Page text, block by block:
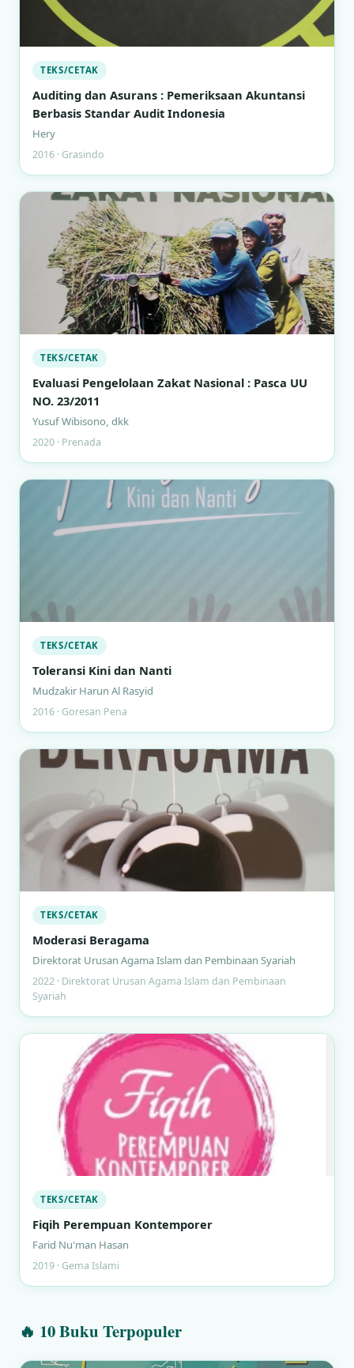
TEKS/CETAK
Auditing dan Asurans : Pemeriksaan Akuntansi
Berbasis Standar Audit Indonesia
Hery
2016 · Grasindo
TEKS/CETAK
Evaluasi Pengelolaan Zakat Nasional : Pasca UU
NO. 23/2011
Yusuf Wibisono, dkk
2020 · Prenada
TEKS/CETAK
Toleransi Kini dan Nanti
Mudzakir Harun Al Rasyid
2016 · Goresan Pena
TEKS/CETAK
Moderasi Beragama
Direktorat Urusan Agama Islam dan Pembinaan Syariah
2022 · Direktorat Urusan Agama Islam dan Pembinaan
Syariah
TEKS/CETAK
Fiqih Perempuan Kontemporer
Farid Nu'man Hasan
2019 · Gema Islami
🔥 10 Buku Terpopuler